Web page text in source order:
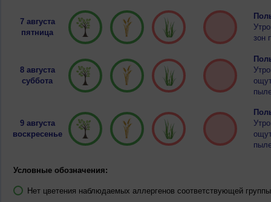
7 августа
пятница
зон
8 августа
суббота
9 августа
воскресенье
Условные обозначения:
Нет цветения наблюдаемых аллергенов соответствующей